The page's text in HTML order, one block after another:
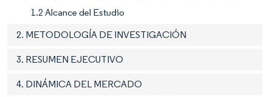
1.2 Alcance del Estudio
2. METODOLOGÍA DE INVESTIGACIÓN
3. RESUMEN EJECUTIVO
4. DINÁMICA DEL MERCADO